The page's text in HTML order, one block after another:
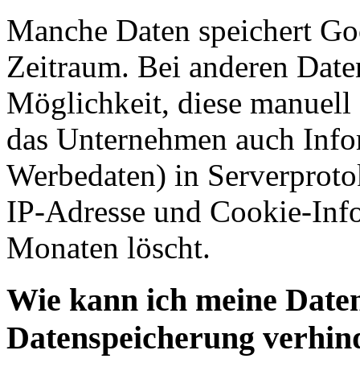
Manche Daten speichert
Zeitraum. Bei anderen
Möglichkeit, diese manuell
das Unternehmen auch
Werbedaten) in
IP-Adresse und Cookie-
Monaten löscht.
Wie kann ich meine
Datenspeicherung